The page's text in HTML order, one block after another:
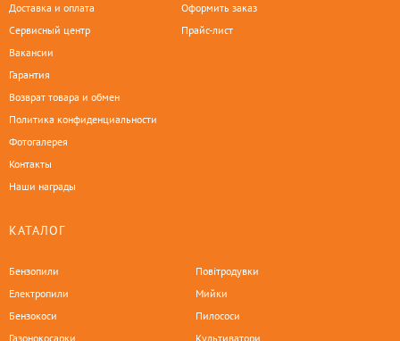
Доставка и оплата
Сервисный центр
Вакансии
Гарантия
Возврат товара и обмен
Политика конфиденциальности
Фотогалерея
Контакты
Наши награды
Оформить заказ
Прайс-лист
КАТАЛОГ
Бензопили
Електропили
Бензокоси
Газонокосарки
Повітродувки
Мийки
Пилососи
Культиватори